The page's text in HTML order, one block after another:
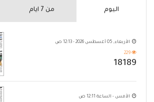
اليوم من 7 ايام
الأربعاء, 05 أغسطس 2026 - 12:13 ص
229
18189
الأمس - الساعة 12:11 ص